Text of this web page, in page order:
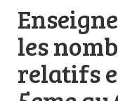
les
relatifs